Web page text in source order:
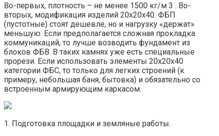
Во-первых, плотность – не менее 1500 кг/м 3 . Во-
вторых, модификация изделий 20х20х40. ФБП
(пустотные) стоят дешевле, но и нагрузку «держат»
меньшую. Если предполагается сложная прокладка
коммуникаций, то лучше возводить фундамент из
блоков ФБВ. В таких камнях уже есть специальные
прорези. Если использовать элементы 20х20х40
категории ФБС, то только для легких строений (к
примеру, небольшая баня, бытовка) и обязательно со
встроенным армирующим каркасом.
1. Подготовка площадки и земляные работы.